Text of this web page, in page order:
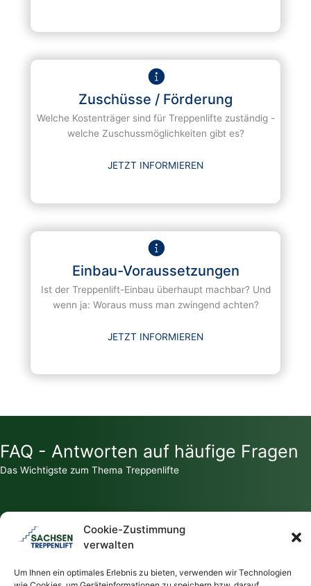
Cookie-Zustimmung
verwalten
Um Ihnen ein optimales Erlebnis zu bieten, verwenden wir Technologien
Zuschüsse / Förderung
Welche Kostenträger sind für Treppenlifte zuständig -
welche Zuschussmöglichkeiten gibt es?
JETZT INFORMIEREN
Einbau-Voraussetzungen
Ist der Treppenlift-Einbau überhaupt machbar? Und
wenn ja: Woraus muss man zwingend achten?
JETZT INFORMIEREN
FAQ - Antworten auf häufige Fragen
Das Wichtigste zum Thema Treppenlifte